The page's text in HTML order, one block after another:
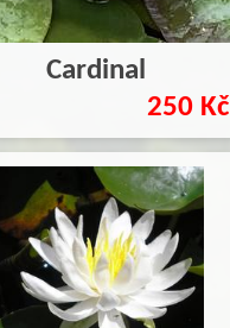
Cardinal
250 Kč